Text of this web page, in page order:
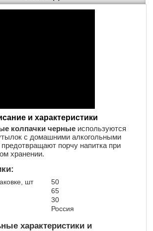
и характеристики
колпачки черные используются
с домашними алкогольными
порчу напитка при
хранении.
шт
50
65
30
Россия
характеристики и